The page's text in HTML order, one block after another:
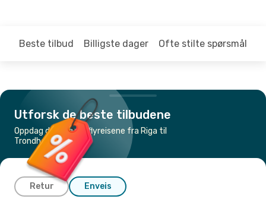
Beste tilbud Billigste dager Ofte stilte spørsmål
Utforsk de beste tilbudene
Oppdag de billigste flyreisene fra Riga til
Trondheim
Retur Enveis